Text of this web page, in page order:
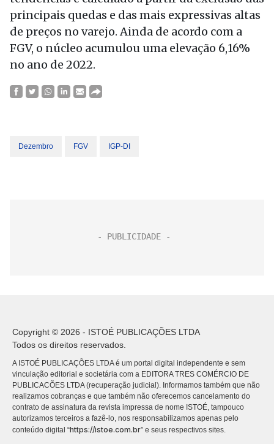
principais quedas e das mais expressivas altas
de preços no varejo. Ainda de acordo com a
FGV, o núcleo acumulou uma elevação 6,16%
no ano de 2022.
Dezembro FGV IGP-DI
Copyright © 2026 - ISTOÉ PUBLICAÇÕES LTDA
Todos os direitos reservados.
A ISTOÉ PUBLICAÇÕES LTDA é um portal digital independente e sem
vinculação editorial e societária com a EDITORA TRES COMÉRCIO DE
PUBLICACÕES LTDA (recuperação judicial). Informamos também que não
realizamos cobranças e que também não oferecemos cancelamento do
contrato de assinatura da revista impressa de nome ISTOÉ, tampouco
autorizamos terceiros a fazê-lo, nos responsabilizamos apenas pelo
conteúdo digital “https://istoe.com.br” e seus respectivos sites.